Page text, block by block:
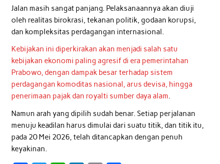
Jalan masih sangat panjang. Pelaksanaannya akan diuji
oleh realitas birokrasi, tekanan politik, godaan korupsi,
dan kompleksitas perdagangan internasional.
Kebijakan ini diperkirakan akan menjadi salah satu
kebijakan ekonomi paling agresif di era pemerintahan
Prabowo, dengan dampak besar terhadap sistem
perdagangan komoditas nasional, arus devisa, hingga
penerimaan pajak dan royalti sumber daya alam.
Namun arah yang dipilih sudah benar. Setiap perjalanan
menuju keadilan harus dimulai dari suatu titik, dan titik itu,
pada 20 Mei 2026, telah ditancapkan dengan penuh
keyakinan.